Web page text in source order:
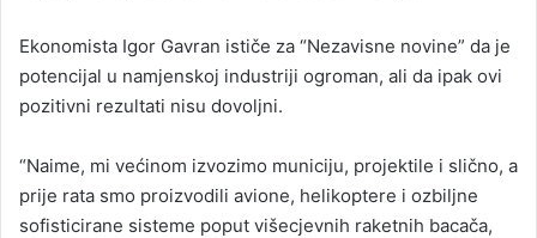
Ekonomista Igor Gavran ističe za “Nezavisne novine” da je
potencijal u namjenskoj industriji ogroman, ali da ipak ovi
pozitivni rezultati nisu dovoljni.
“Naime, mi većinom izvozimo municiju, projektile i slično, a
prije rata smo proizvodili avione, helikoptere i ozbiljne
sofisticirane sisteme poput višecjevnih raketnih bacača,